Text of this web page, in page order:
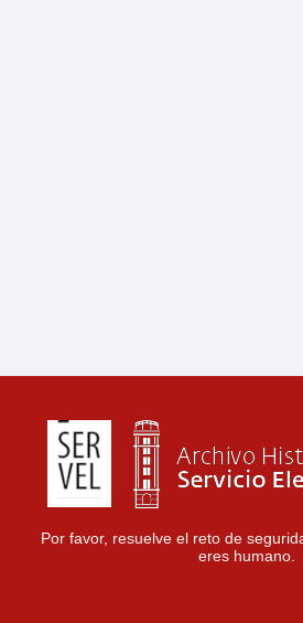
Por favor, resuelve el reto de
eres humano.